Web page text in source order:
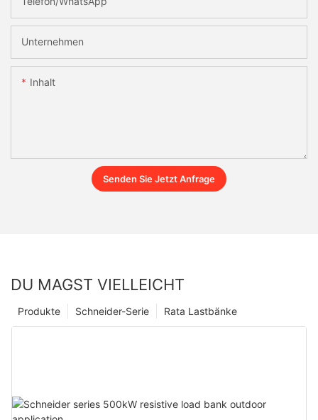
Unternehmen
Inhalt
Senden Sie Jetzt Anfrage
DU MAGST VIELLEICHT
Rata Lastbänke
Schneider-Serie
Produkte